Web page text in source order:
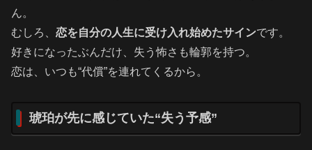
ん。
むしろ、 恋を自分の人生に受け入れ始めたサインです。
好きになったぶんだけ、失う怖さも輪郭を持つ。
恋は、いつも“代償”を連れてくるから。
琥珀が先に感じていた“失う予感”